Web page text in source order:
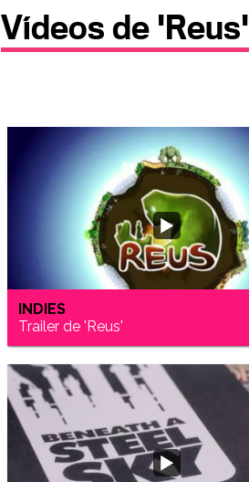
Vídeos de 'Reus'
INDIES
Trailer de 'Reus'